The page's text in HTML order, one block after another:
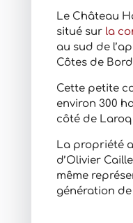
Le Château
situé sur la
au sud de
Côtes de
Cette petite
environ 300
côté de
La propriété
d’Olivier
même
génération